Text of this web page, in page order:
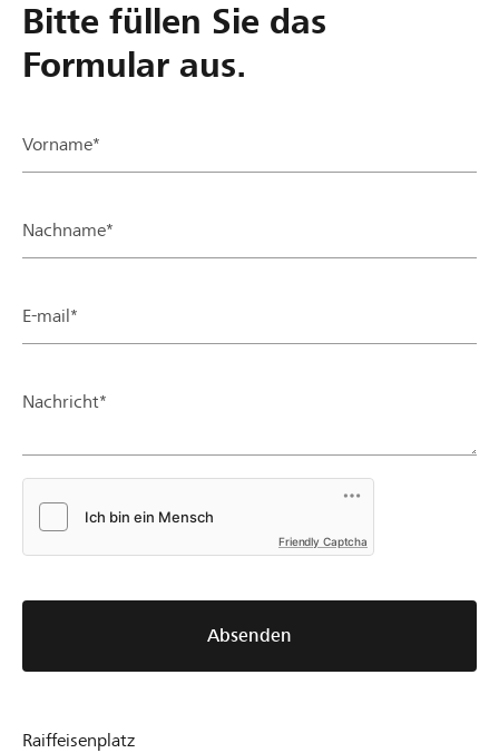
Bitte füllen Sie das
Formular aus.
Vorname*
Nachname*
E-mail*
Nachricht*
Friendly Captcha
Absenden
Raiffeisenplatz